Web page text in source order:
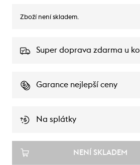
Zboží není skladem.
Super doprava zdarma u kol
Garance nejlepší ceny
Na splátky
NENÍ SKLADEM